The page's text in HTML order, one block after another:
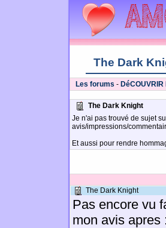
The Dark
Les forums - DéCOUVRIR
The Dark Knight
Je n'ai pas trouvé de sujet
avis/impressions/
Et aussi pour rendre
The Dark Knight
Pas encore vu
mon avis apres